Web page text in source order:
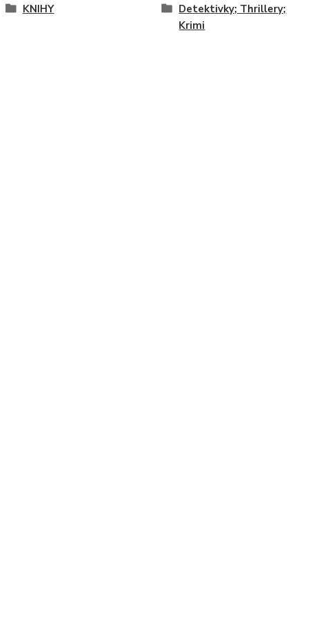
KNIHY
Detektivky; Thrillery;
Krimi